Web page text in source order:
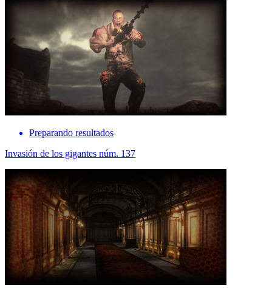
Preparando resultados
Invasión de los gigantes núm. 137